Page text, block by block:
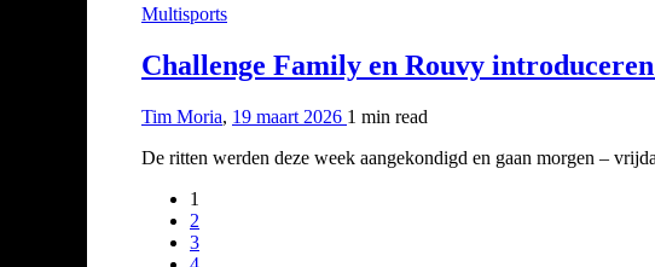
Multisports
Challenge Family en Rouvy
Tim Moria, 19 maart 2026 1 min read
De ritten werden deze week aangekondigd en gaan morgen –
1
2
3